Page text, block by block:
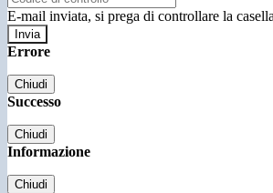
E-mail inviata, si prega di controllare la
Errore
Chiudi
Successo
Chiudi
Informazione
Chiudi